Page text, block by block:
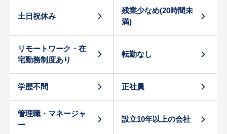
土日祝休み
残業少なめ(20時間未
満)
リモートワーク・在
宅勤務制度あり
転勤なし
学歴不問 正社員
管理職・マネージャ
ー
設立10年以上の会社